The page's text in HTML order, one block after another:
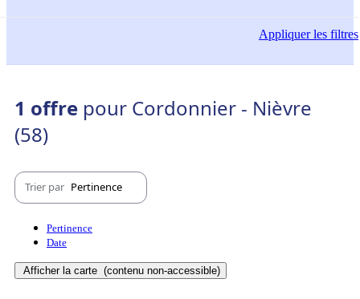
Appliquerles filtres
1 offre pour Cordonnier - Nièvre
(58)
Trier par Pertinence
Pertinence
Date
Afficher la carte (contenu non-accessible)